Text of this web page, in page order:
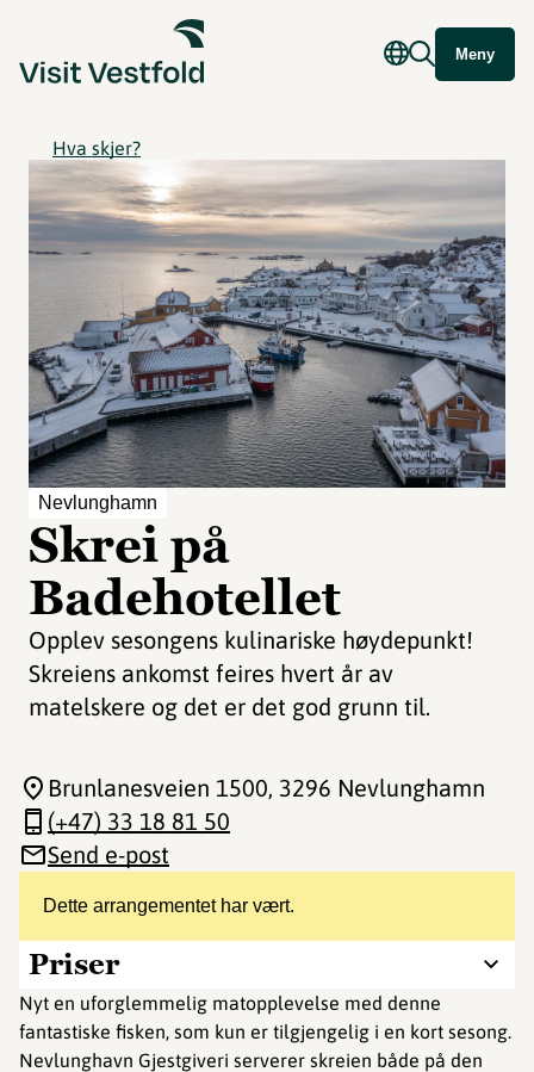
Meny
Hva skjer?
Nevlunghamn
Skrei på
Badehotellet
Opplev sesongens kulinariske høydepunkt!
Skreiens ankomst feires hvert år av
matelskere og det er det god grunn til.
Dette arrangementet har vært.
Priser
Nyt en uforglemmelig matopplevelse med denne
fantastiske fisken, som kun er tilgjengelig i en kort sesong.
Nevlunghavn Gjestgiveri serverer skreien både på den
Brunlanesveien 1500, 3296 Nevlunghamn
(+47) 33 18 81 50
Send e-post